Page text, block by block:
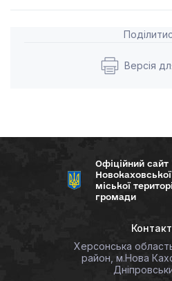
Версія
Офіційний сайт
Новокаховської
міської
громади
Херсонська
район, м.Нова